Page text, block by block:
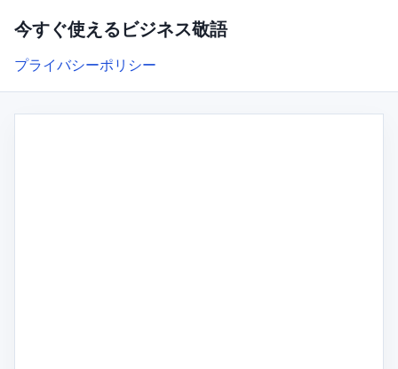
今すぐ使えるビジネス敬語
プライバシーポリシー